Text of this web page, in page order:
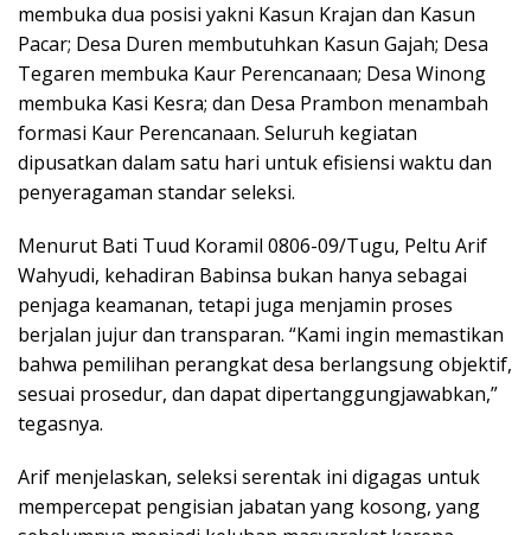
membuka dua posisi yakni Kasun Krajan dan Kasun
Pacar; Desa Duren membutuhkan Kasun Gajah; Desa
Tegaren membuka Kaur Perencanaan; Desa Winong
membuka Kasi Kesra; dan Desa Prambon menambah
formasi Kaur Perencanaan. Seluruh kegiatan
dipusatkan dalam satu hari untuk efisiensi waktu dan
penyeragaman standar seleksi.
Menurut Bati Tuud Koramil 0806-09/Tugu, Peltu Arif
Wahyudi, kehadiran Babinsa bukan hanya sebagai
penjaga keamanan, tetapi juga menjamin proses
berjalan jujur dan transparan. “Kami ingin memastikan
bahwa pemilihan perangkat desa berlangsung objektif,
sesuai prosedur, dan dapat dipertanggungjawabkan,”
tegasnya.
Arif menjelaskan, seleksi serentak ini digagas untuk
mempercepat pengisian jabatan yang kosong, yang